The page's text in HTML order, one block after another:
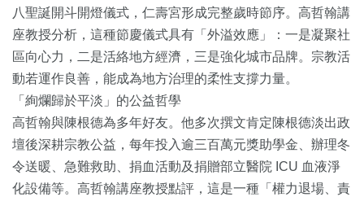
八聖誕開斗開燈儀式，仁壽宮形成完整歲時節序。高哲翰講
座教授分析，這種節慶儀式具有「外溢效應」：一是凝聚社
區向心力，二是活絡地方經濟，三是強化城市品牌。宗教活
動若運作良善，能成為地方治理的柔性支撐力量。
「絢爛歸於平淡」的公益哲學
高哲翰與陳根德為多年好友。他多次撰文肯定陳根德淡出政
壇後深耕宗教公益，每年投入逾三百萬元獎助學金、辦理冬
令送暖、急難救助、捐血活動及捐贈部立醫院 ICU 血液淨
化設備等。高哲翰講座教授點評，這是一種「權力退場、責